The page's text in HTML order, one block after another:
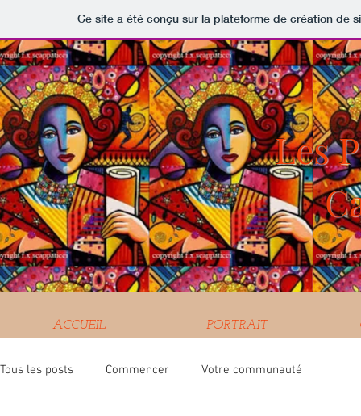
Ce site a été conçu sur la plateforme de création de
Les
ACCUEIL PORTRAIT
Tous les posts Commencer Votre communauté